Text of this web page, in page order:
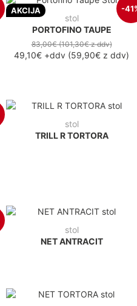
AKCIJA -
stol
PORTOFINO TAUPE
83,00€(101,30€z ddv)
49,10€ +ddv (59,90€ z ddv)
stol
TRILL R TORTORA
stol
NET ANTRACIT